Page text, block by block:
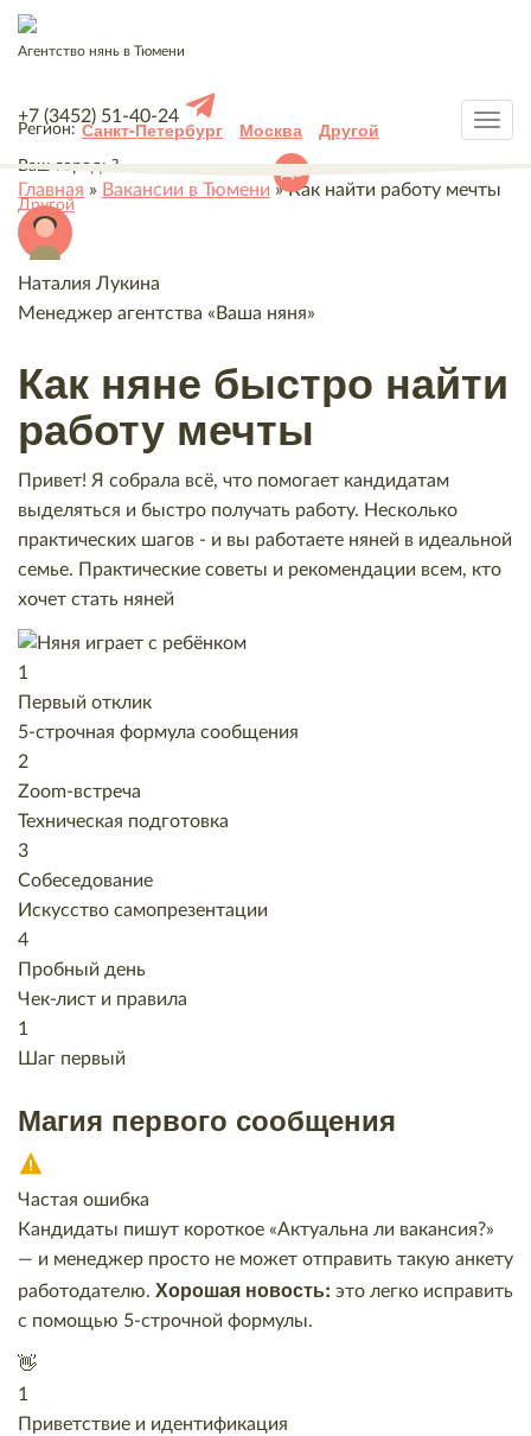
Агентство нянь в Тюмени
+7 (3452) 51-40-24
Регион: Санкт-Петербург Москва Другой
Ваш город:?
Да
Другой
Главная » Вакансии в Тюмени »Как найти работу мечты
Наталия Лукина
Менеджер агентства «Ваша няня»
Как няне быстро найти
работу мечты
Привет! Я собрала всё, что помогает кандидатам
выделяться и быстро получать работу. Несколько
практических шагов - и вы работаете няней в идеальной
семье. Практические советы и рекомендации всем, кто
хочет стать няней
1
Первый отклик
5-строчная формула сообщения
2
Zoom-встреча
Техническая подготовка
3
Собеседование
Искусство самопрезентации
4
Пробный день
Чек-лист и правила
1
Шаг первый
Магия первого сообщения
Частая ошибка
Кандидаты пишут короткое «Актуальна ли вакансия?»
— и менеджер просто не может отправить такую анкету
работодателю. Хорошая новость: это легко исправить
с помощью 5-строчной формулы.
👋
1
Приветствие и идентификация